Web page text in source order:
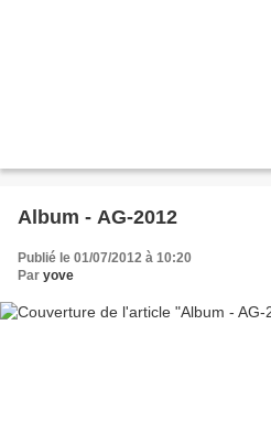
Album - AG-2012
Publié le 01/07/2012 à 10:20
Par yove